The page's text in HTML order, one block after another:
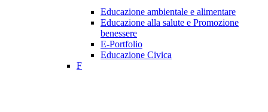
Educazione ambientale e alimentare
Educazione alla salute e Promozione
benessere
E-Portfolio
Educazione Civica
F